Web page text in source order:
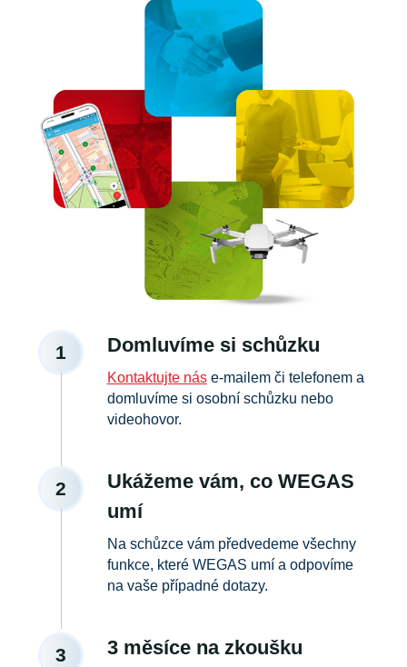
1 Domluvíme si schůzku
Kontaktujte náse-mailem či telefonem a
domluvíme si osobní schůzku nebo
videohovor.
2
Ukážeme vám, co WEGAS
umí
Na schůzce vám předvedeme všechny
funkce, které WEGAS umí a odpovíme
na vaše případné dotazy.
3 3 měsíce na zkoušku